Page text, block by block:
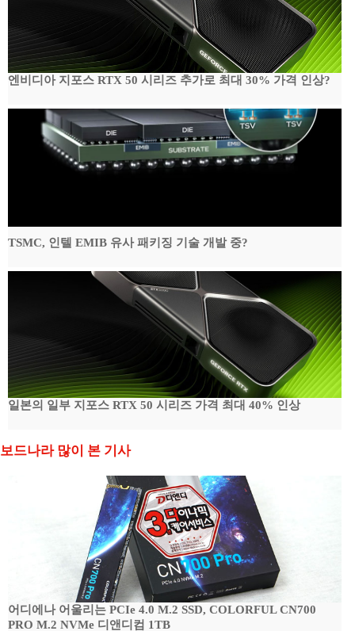
엔비디아 지포스 RTX 50 시리즈 추가로 최대 30% 가격 인상?
TSMC, 인텔 EMIB 유사 패키징 기술 개발 중?
일본의 일부 지포스 RTX 50 시리즈 가격 최대 40% 인상
보드나라 많이 본 기사
어디에나 어울리는 PCIe 4.0 M.2 SSD, COLORFUL CN700
PRO M.2 NVMe 디앤디컴 1TB